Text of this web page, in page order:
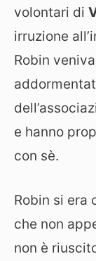
volontari di
irruzione
Robin
e hanno
con sè.
Robin si era
che non
non è